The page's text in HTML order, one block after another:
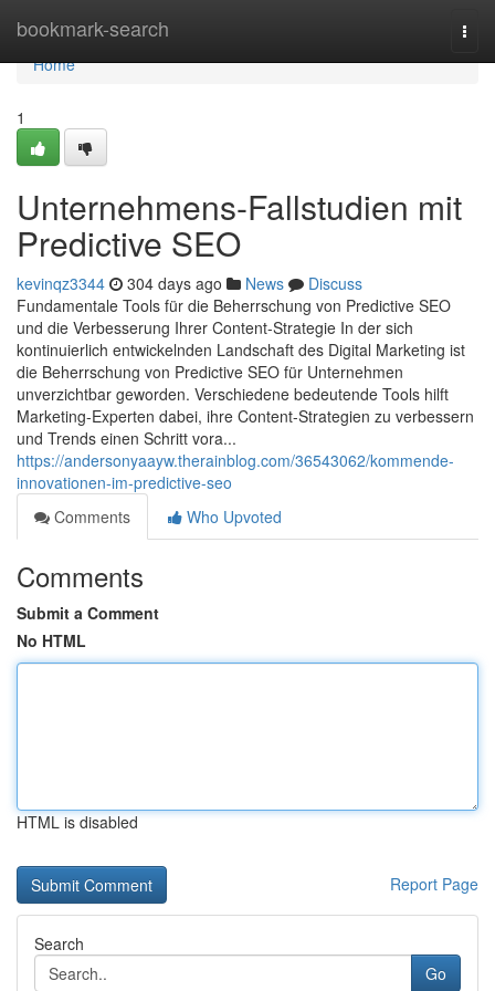
bookmark-search
Home
Home
1
Unternehmens-Fallstudien mit
Predictive SEO
kevinqz3344 304 days ago News
Discuss
Fundamentale Tools für die Beherrschung von Predictive SEO
und die Verbesserung Ihrer Content-Strategie In der sich
kontinuierlich entwickelnden Landschaft des Digital Marketing ist
die Beherrschung von Predictive SEO für Unternehmen
unverzichtbar geworden. Verschiedene bedeutende Tools hilft
Marketing-Experten dabei, ihre Content-Strategien zu verbessern
und Trends einen Schritt vora...
https://andersonyaayw.therainblog.com/36543062/kommende-
innovationen-im-predictive-seo
Comments
Who Upvoted
Comments
Submit a Comment
No HTML
HTML is disabled
Report Page
Search
Go